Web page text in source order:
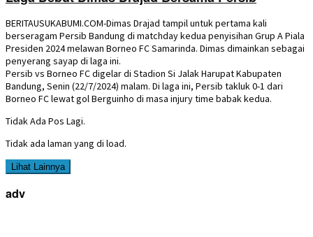
BERITAUSUKABUMI.COM-Dimas Drajad tampil untuk pertama kali
berseragam Persib Bandung di matchday kedua penyisihan Grup A Piala
Presiden 2024 melawan Borneo FC Samarinda. Dimas dimainkan sebagai
penyerang sayap di laga ini.
Persib vs Borneo FC digelar di Stadion Si Jalak Harupat Kabupaten
Bandung, Senin (22/7/2024) malam. Di laga ini, Persib takluk 0-1 dari
Borneo FC lewat gol Berguinho di masa injury time babak kedua.
Tidak Ada Pos Lagi.
Tidak ada laman yang di load.
Lihat Lainnya
adv